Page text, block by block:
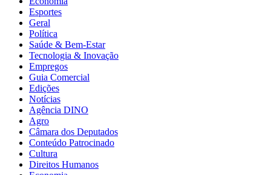
Esportes
Geral
Política
Saúde & Bem-Estar
Tecnologia & Inovação
Empregos
Guia Comercial
Edições
Notícias
Agência DINO
Agro
Câmara dos Deputados
Conteúdo Patrocinado
Cultura
Direitos Humanos